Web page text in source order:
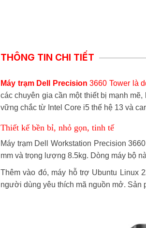
THÔNG TIN CHI TIẾT
Máy trạm Dell Precision 3660 Tower là
các chuyên gia cần một thiết bị mạnh
vững chắc từ Intel Core i5 thế hệ 13 và
Thiết kế bền bỉ, nhỏ gọn, tinh tế
Máy trạm Dell Workstation Precision
mm và trọng lượng 8.5kg. Dòng máy bộ
Thêm vào đó, máy hỗ trợ Ubuntu Linux
người dùng yêu thích mã nguồn mở. Sản